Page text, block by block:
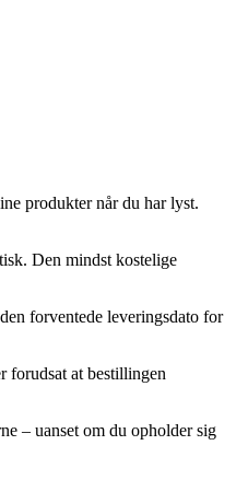
produkter når du har lyst.
Den mindst kostelige
forventede leveringsdato for
forudsat at bestillingen
– uanset om du opholder sig